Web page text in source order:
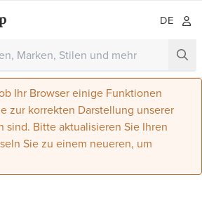
DE
Ihr Browser einige Funktionen
zur korrekten Darstellung unserer
sind. Bitte aktualisieren Sie Ihren
Sie zu einem neueren, um